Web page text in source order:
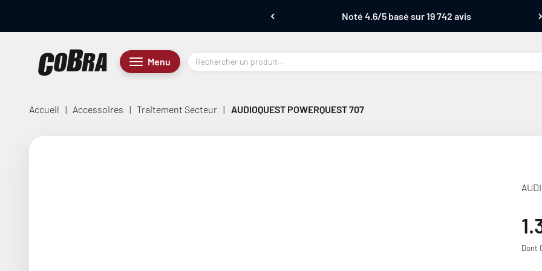
Noté 4.6/5 basé sur 19 742 avis
Menu
Menu
Cobra.fr
Accueil | Accessoires | Traitement Secteur | AUDIOQUEST POWERQUEST 707
Dont